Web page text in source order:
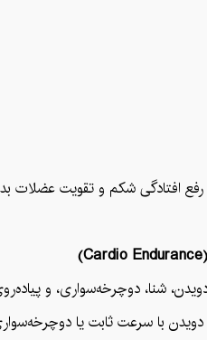
رفع افتادگی شکم و تقویت
شنا، دوچرخه‌سواری، و